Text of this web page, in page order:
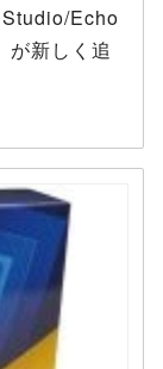
Echo
が新しく追